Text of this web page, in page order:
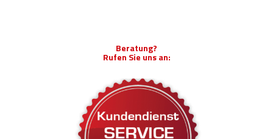
Beratung?
Rufen Sie uns an: